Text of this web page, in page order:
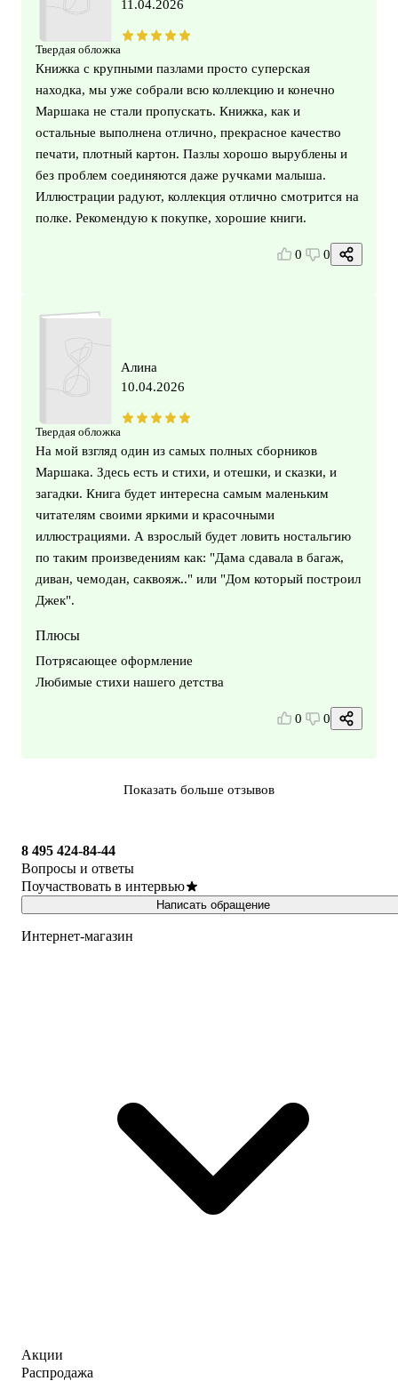
Твердая обложка
11.04.2026
Книжка с крупными пазлами просто суперская
находка, мы уже собрали всю коллекцию и конечно
Маршака не стали пропускать. Книжка, как и
остальные выполнена отлично, прекрасное качество
печати, плотный картон. Пазлы хорошо вырублены и
без проблем соединяются даже ручками малыша.
Иллюстрации радуют, коллекция отлично смотрится на
полке. Рекомендую к покупке, хорошие книги.
0 0
Твердая обложка
Алина
10.04.2026
На мой взгляд один из самых полных сборников
Маршака. Здесь есть и стихи, и отешки, и сказки, и
загадки. Книга будет интересна самым маленьким
читателям своими яркими и красочными
иллюстрациями. А взрослый будет ловить ностальгию
по таким произведениям как: "Дама сдавала в багаж,
диван, чемодан, саквояж.." или "Дом который построил
Джек".
Плюсы
Потрясающее оформление
Любимые стихи нашего детства
0 0
Показать больше отзывов
8 495 424-84-44
Вопросы и ответы
Поучаствовать в интервью
Написать обращение
Интернет-магазин
Акции
Распродажа